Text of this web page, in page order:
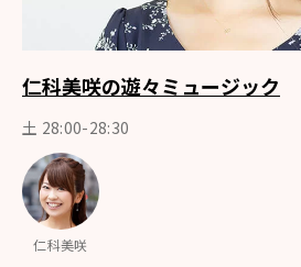
仁科美咲の遊々ミュージック
土 28:00-28:30
仁科美咲